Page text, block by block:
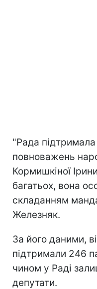
"Рада
повноважень
Кормишкіної
багатьох, вона
складанням
Железняк.
За його даними,
підтримали 246
чином у Раді
депутати.